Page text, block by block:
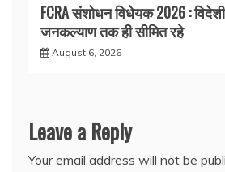
FCRA संशोधन विधेयक 2026 :
जनकल्याण तक ही सीमित रहे
August 6, 2026
Leave a Reply
Your email address will not be